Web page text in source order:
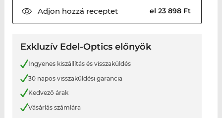
Adjon hozzá receptet el 23 898 Ft
Exkluzív Edel-Optics előnyök
Ingyenes kiszállítás és visszaküldés
30 napos visszaküldési garancia
Kedvező árak
Vásárlás számlára